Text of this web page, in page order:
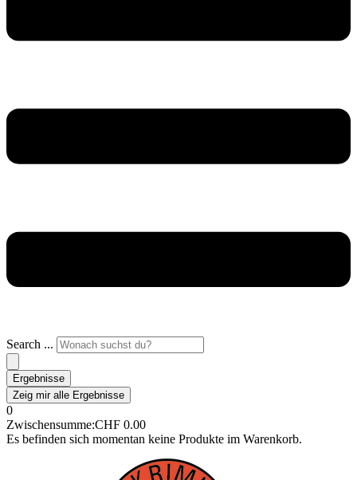
Search ...
Ergebnisse
Zeig mir alle Ergebnisse
0
Zwischensumme:CHF 0.00
Es befinden sich momentan keine Produkte im Warenkorb.